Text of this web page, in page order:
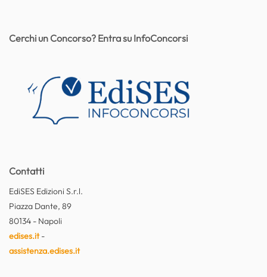
Contatti
EdiSES Edizioni S.r.l.
Piazza Dante, 89
80134 - Napoli
edises.it-
assistenza.edises.it
Cerchi un Concorso? Entra su InfoConcorsi